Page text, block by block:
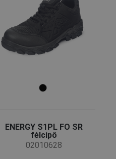
ENERGY S1PL FO SR
félcipő
02010628